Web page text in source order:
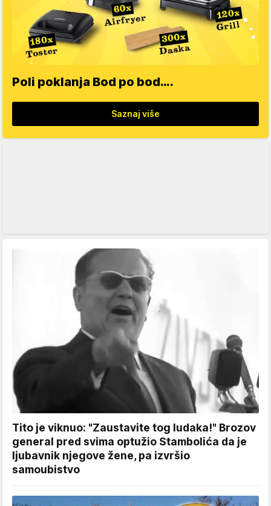
Poli poklanja Bod po bod….
Saznaj više
Tito je viknuo: "Zaustavite tog ludaka!" Brozov
general pred svima optužio Stambolića da je
ljubavnik njegove žene, pa izvršio
samoubistvo